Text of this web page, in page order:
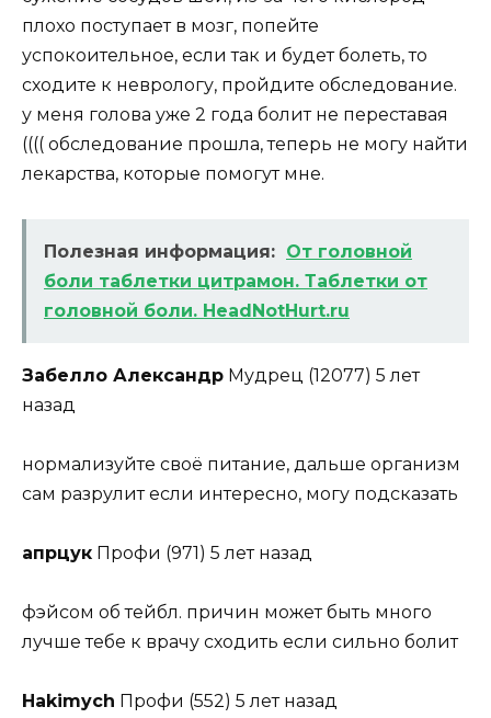
плохо поступает в мозг, попейте
успокоительное, если так и будет болеть, то
сходите к неврологу, пройдите обследование.
у меня голова уже 2 года болит не переставая
(((( обследование прошла, теперь не могу найти
лекарства, которые помогут мне.
Полезная информация: От головной
боли таблетки цитрамон. Таблетки от
головной боли. HeadNotHurt.ru
Забелло Александр Мудрец (12077) 5 лет
назад
нормализуйте своё питание, дальше организм
сам разрулит если интересно, могу подсказать
апрцук Профи (971) 5 лет назад
фэйсом об тейбл. причин может быть много
лучше тебе к врачу сходить если сильно болит
Hakimych Профи (552) 5 лет назад